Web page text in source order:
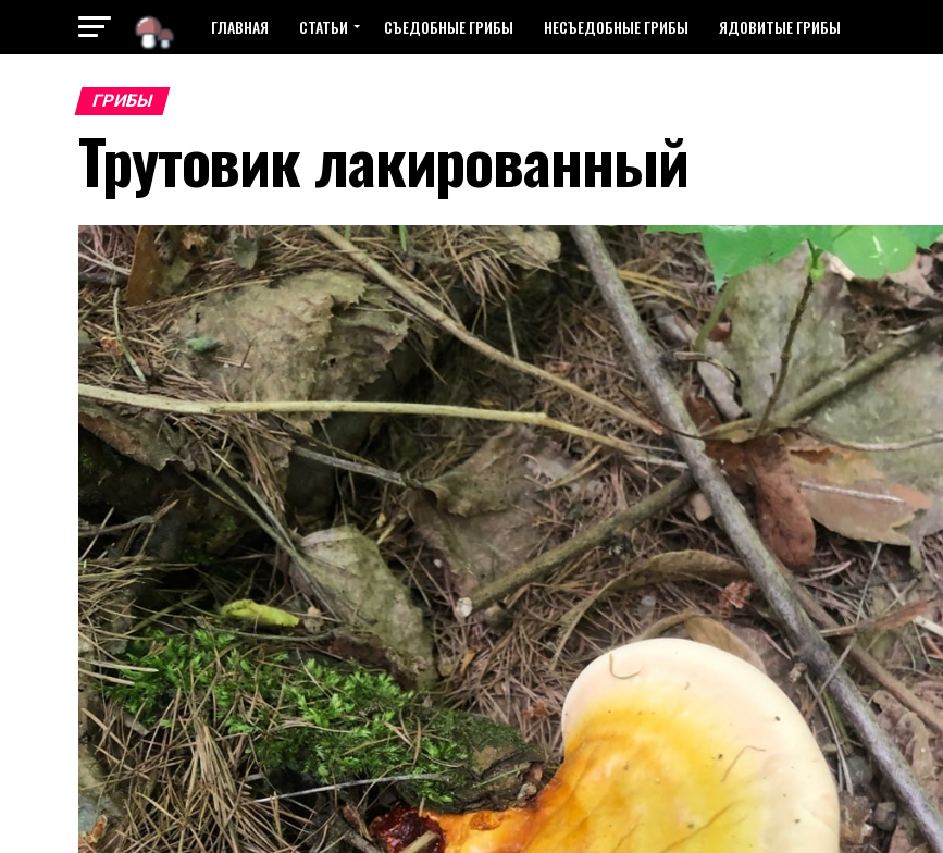
ГЛАВНАЯ СТАТЬИ СЪЕДОБНЫЕ ГРИБЫ НЕСЪЕДОБНЫЕ ГРИБЫ ЯДОВИТЫЕ ГРИБЫ
ГРИБЫ
Трутовик лакированный